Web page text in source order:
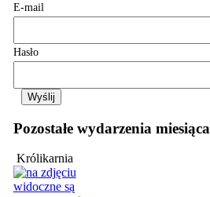
E-mail
Hasło
Pozostałe wydarzenia miesiąca
Królikarnia